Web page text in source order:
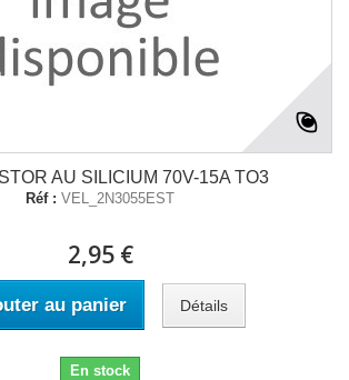
AU SILICIUM 70V-15A TO3
Réf : VEL_2N3055EST
2,95 €
au panier Détails
En stock